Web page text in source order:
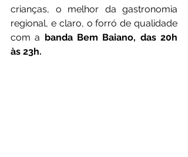
crianças, o melhor da gastronomia
regional, e claro, o forró de qualidade
com a banda Bem Baiano, das 20h
às 23h.